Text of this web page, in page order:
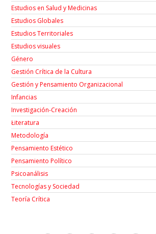
Estudios en Salud y Medicinas
Estudios Globales
Estudios Territoriales
Estudios visuales
Género
Gestión Crítica de la Cultura
Gestión y Pensamiento Organizacional
Infancias
Investigación-Creación
Łiteratura
Metodología
Pensamiento Estético
Pensamiento Político
Psicoanálisis
Tecnologías y Sociedad
Teoría Crítica